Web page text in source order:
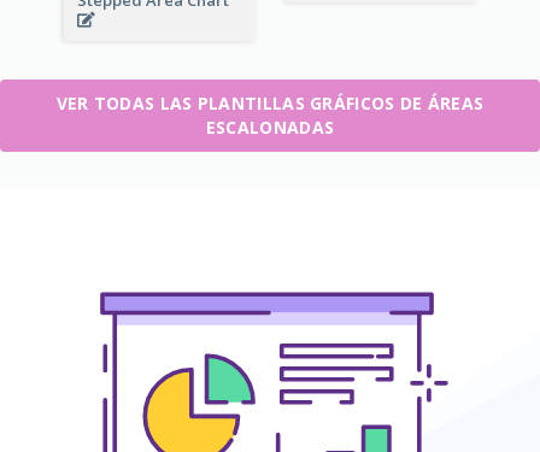
VER TODAS LAS PLANTILLAS GRÁFICOS DE ÁREAS
ESCALONADAS